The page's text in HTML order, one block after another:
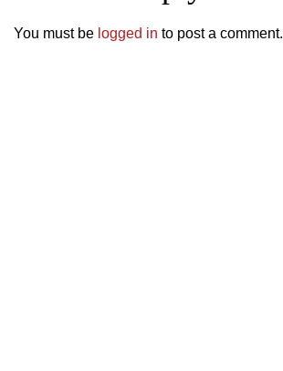
You must be logged in to post a comment.